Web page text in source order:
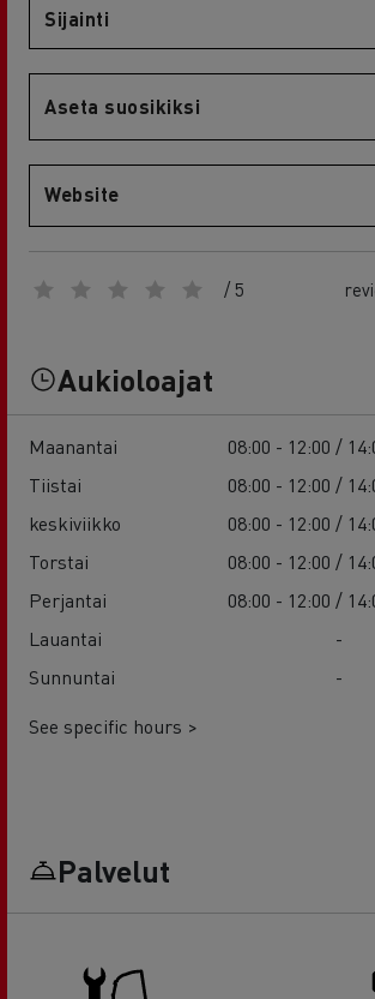
Sijainti
Aseta suosikiksi
Website
/ 5
Aukioloajat
Maanantai
08:00 - 12:00 /
Tiistai
08:00 - 12:00 /
keskiviikko
08:00 - 12:00 /
Torstai
08:00 - 12:00 /
Perjantai
08:00 - 12:00 /
Lauantai
-
Sunnuntai
-
See specific hours >
Palvelut